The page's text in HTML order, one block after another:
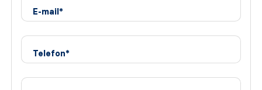
E-mail*
Telefon*